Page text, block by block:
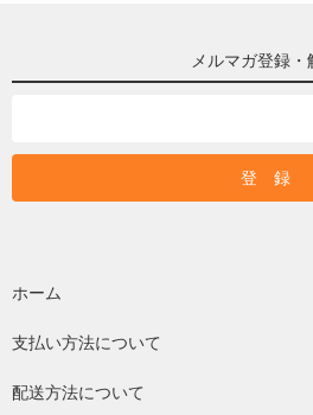
メルマガ登録・
ホーム
支払い方法について
配送方法について